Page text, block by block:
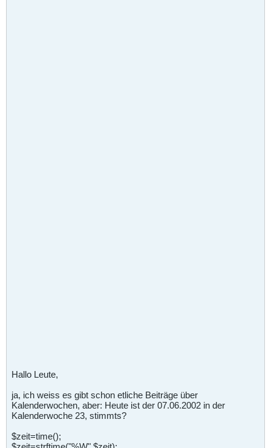
Hallo Leute,
ja, ich weiss es gibt schon etliche Beiträge über
Kalenderwochen, aber: Heute ist der 07.06.2002 in der
Kalenderwoche 23, stimmts?
$zeit=time();